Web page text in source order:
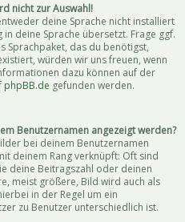
nicht zur Auswahl!
deine Sprache nicht installiert
deine Sprache übersetzt. Frage ggf.
Sprachpaket, das du benötigst,
würden wir uns freuen, wenn
dazu können auf der
phpBB.de gefunden werden.
Benutzernamen angezeigt werden?
bei deinem Benutzernamen
deinem Rang verknüpft: Oft sind
deine Beitragszahl oder deinen
meist größere, Bild wird auch als
in der Regel um ein
zu Benutzer unterschiedlich ist.